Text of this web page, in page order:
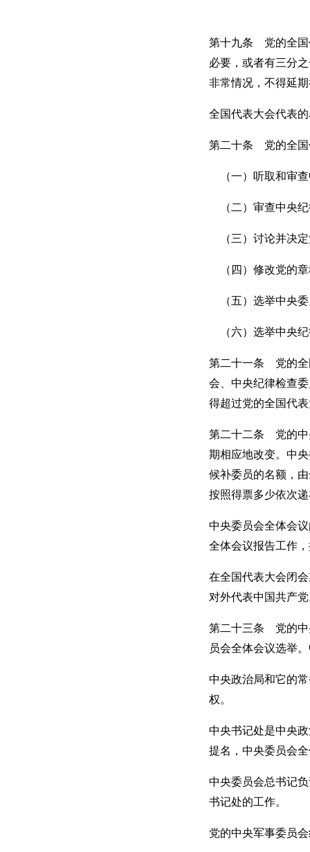
第十九条 党的全国
必要，或者有三分
非常情况，不得延
全国代表大会代表
第二十条 党的全国
（一）听取和审查
（二）审查中央纪
（三）讨论并决定
（四）修改党的章
（五）选举中央委
（六）选举中央纪
第二十一条 党的全
会、中央纪律检查
得超过党的全国代
第二十二条 党的中
期相应地改变。中
候补委员的名额，
按照得票多少依次
中央委员会全体会
全体会议报告工作
在全国代表大会闭
对外代表中国共产
第二十三条 党的中
员会全体会议选举
中央政治局和它的
权。
中央书记处是中央
提名，中央委员会
中央委员会总书记
书记处的工作。
党的中央军事委员